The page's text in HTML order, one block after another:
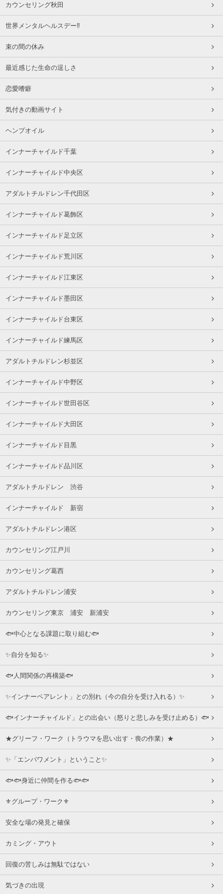
カウンセリング秋田
世界メンタルヘルスデー‼️
束の間の休み
最近感じた生命の逞しさ
恋愛嗜癖
気付きの動画サイト
ヘンプオイル
インナーチャイルド千葉
インナーチャイルド中央区
アダルトチルドレン千代田区
インナーチャイルド葛飾区
インナーチャイルド足立区
インナーチャイルド荒川区
インナーチャイルド江東区
インナーチャイルド墨田区
インナーチャイルド台東区
インナーチャイルド練馬区
アダルトチルドレン杉並区
インナーチャイルド中野区
インナーチャイルド世田谷区
インナーチャイルド大田区
インナーチャイルド目黒
インナーチャイルド品川区
アダルトチルドレン 渋谷
インナーチャイルド 新宿
アダルトチルドレン港区
カウンセリング江戸川
カウンセリング葛西
アダルトチルドレン浦安
カウンセリング東京 浦安 新浦安
🐟中心となる課題に取り組む🐟
✨自分を知る✨
🐟人間関係の再構築🐟
✨インナーペアレント」との別れ（今の自分を受け入れる）✨
🐟インナーチャイルド」との出会い（怒りと悲しみを受け止める）🐟
★グリーフ・ワーク（トラウマを思い出す・喪の作業）★
✨「エンパワメント」ということ✨
🐟🐟身近に仲間を作る🐟🐟
⚜グループ・ワーク⚜
安全な場の発見と確保
カミング・アウト
回復の苦しみは無駄ではない
気づきの出現